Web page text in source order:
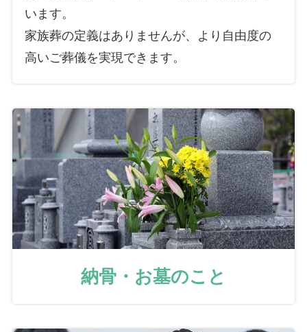
います。
家族葬の定義はありませんが、より自由度の
高いご葬儀を実現できます。
納骨・お墓のこと